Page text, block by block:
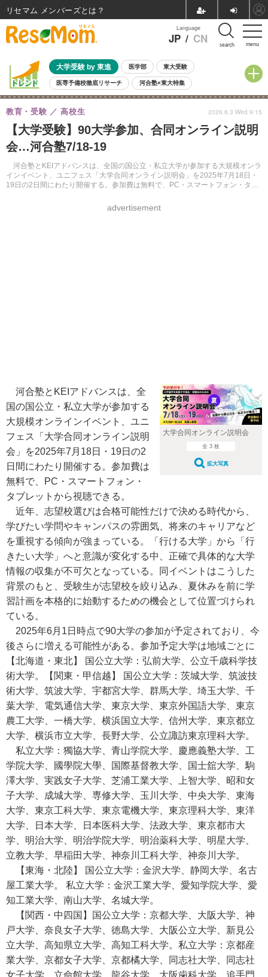
menu
Language
JP / CN search
大学受験 by 東進 医学部 東大受験
医専予備校徹底リサーチ 河合塾×東大特集
親子で考える大学選び 高校受験 中学受験 小学校受験
共通テスト 夏休み
8月開催イベント・WS 全国公立高校 過去問 人気記事
自由研究教材（小学生向け）
【大学受験】90大学参加、合同オンライン説明
会…河合塾7/18-19
河合塾とKEIアドバンスは、全国の国公立・私立大学が参加する大規模オンラ
インイベント、ユニフェス「大学合同オンライン説明会」を2025年7月18日・
19日の2日間にわたり開催する。参加費は無料で、PC・スマートフォン・タブ
教育・受験 高校生
advertisement
2026.6.3 Wed 9:15
大学合同オンライン説明会
全 3 枚
拡大写真
河合塾とKEIアドバンスは、全
国の国公立・私立大学が参加する
大規模オンラインイベント、ユニ
フェス「大学合同オンライン説明
会」を2025年7月18日・19日の2
日間にわたり開催する。参加費は
無料で、PC・スマートフォン・
タブレットから視聴できる。
近年、志望校選びは合格可能性だけで決める時代から、
学びたい学問やキャンパスの雰囲気、将来のキャリアなど
を重視する傾向が強まっている。「行ける大学」から「行
きたい大学」へと意識が変化する中、正確で具体的な大学
情報の収集が不可欠となっている。同イベントはこうした
背景のもと、受験生が志望校を絞り込み、夏休みを前に学
習計画を本格的に始動するための機会として位置づけられ
ている。
2025年6月1日時点で90大学の参加が予定されており、今
後さらに増える可能性がある。参加予定大学は地域ごとに
【北海道・東北】 国公立大学：弘前大学、公立千歳科学技
術大学。【関東・甲信越】 国公立大学：茨城大学、筑波技
術大学、筑波大学、宇都宮大学、群馬大学、埼玉大学、千
葉大学、電気通信大学、東京大学、東京外国語大学、東京
農工大学、一橋大学、横浜国立大学、信州大学、東京都立
大学、横浜市立大学、長野大学、公立諏訪東京理科大学。
私立大学：獨協大学、青山学院大学、慶應義塾大学、工
学院大学、國學院大學、国際基督教大学、国士舘大学、駒
澤大学、実践女子大学、芝浦工業大学、上智大学、昭和女
子大学、成城大学、専修大学、玉川大学、中央大学、東海
大学、東京工科大学、東京電機大学、東京理科大学、東洋
大学、日本大学、日本医科大学、法政大学、東京都市大
学、明治大学、明治学院大学、明治薬科大学、明星大学、
立教大学、早稲田大学、神奈川工科大学、神奈川大学。
【東海・北陸】 国公立大学：金沢大学、静岡大学、名古
屋工業大学。 私立大学：金沢工業大学、愛知学院大学、愛
知工業大学、南山大学、名城大学。
【関西・中四国】国公立大学：京都大学、大阪大学、神
戸大学、奈良女子大学、徳島大学、大阪公立大学、新見公
立大学、高知県立大学、高知工科大学。私立大学：京都産
業大学、京都女子大学、京都橘大学、同志社大学、同志社
女子大学、立命館大学、龍谷大学、大阪歯科大学、追手門
リセマム メンバーズ